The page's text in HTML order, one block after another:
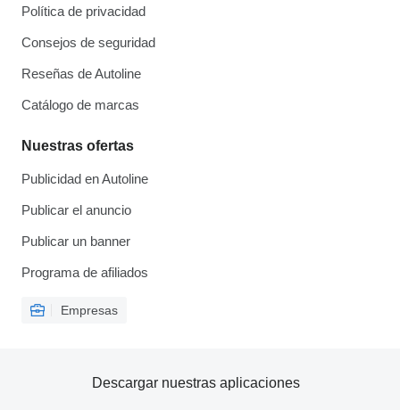
Política de privacidad
Consejos de seguridad
Reseñas de Autoline
Catálogo de marcas
Nuestras ofertas
Publicidad en Autoline
Publicar el anuncio
Publicar un banner
Programa de afiliados
Empresas
Descargar nuestras aplicaciones